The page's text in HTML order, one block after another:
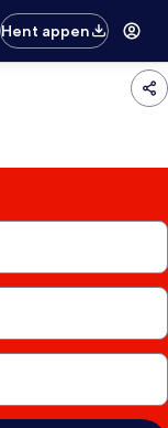
Hent appen